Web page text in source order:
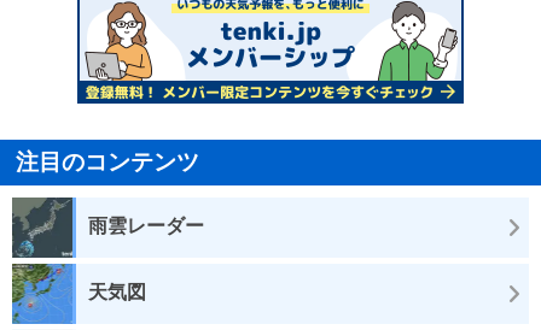
注目のコンテンツ
雨雲レーダー
天気図